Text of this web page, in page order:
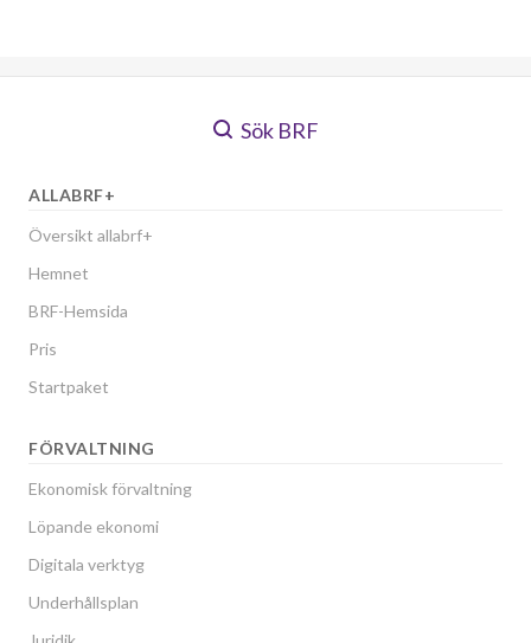
Sök BRF
ALLABRF+
Översikt allabrf+
Hemnet
BRF-Hemsida
Pris
Startpaket
FÖRVALTNING
Ekonomisk förvaltning
Löpande ekonomi
Digitala verktyg
Underhållsplan